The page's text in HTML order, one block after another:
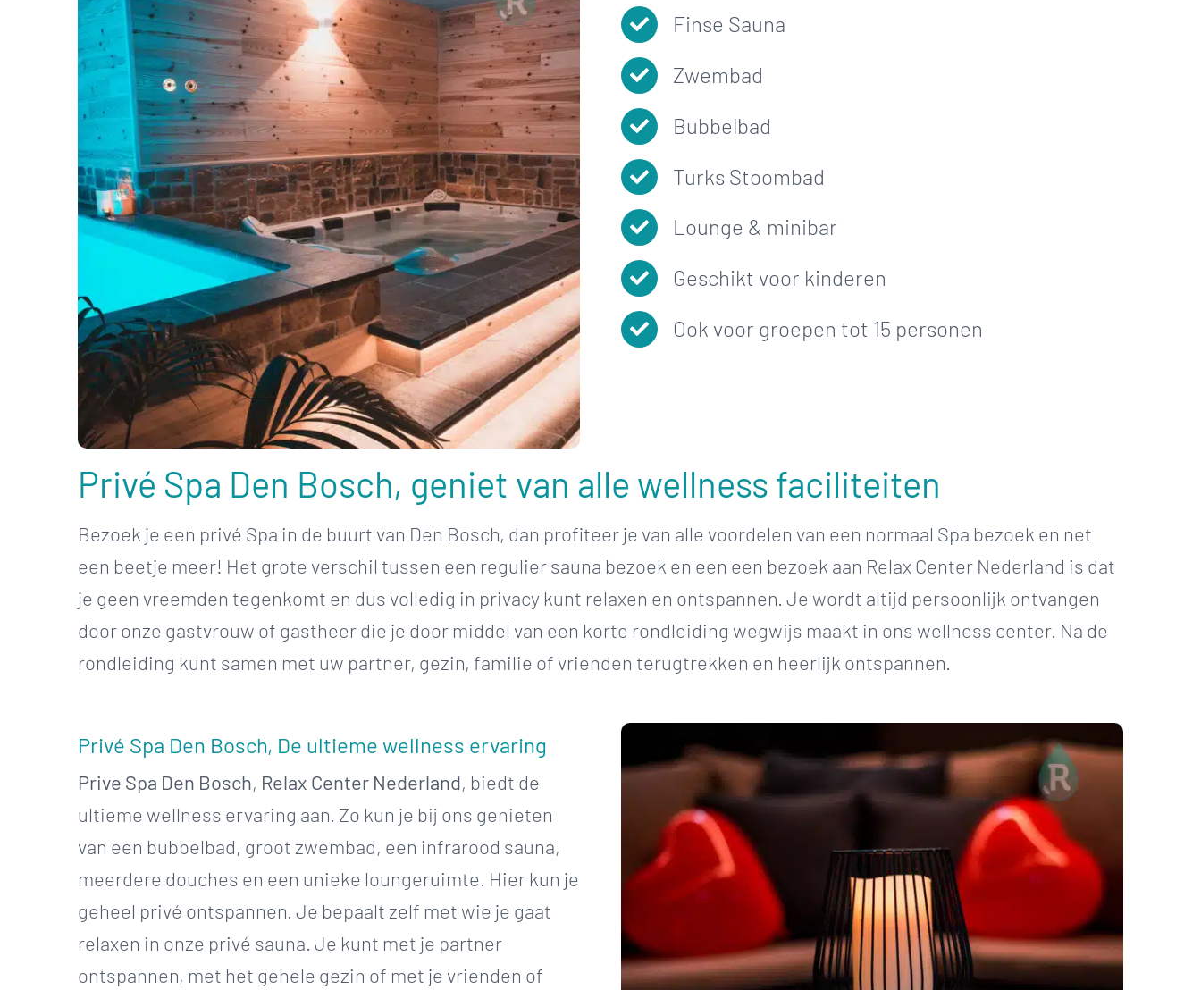
Finse Sauna
Zwembad
Bubbelbad
Turks Stoombad
Lounge & minibar
Geschikt voor kinderen
Ook voor groepen tot 15 personen
Privé Spa Den Bosch, geniet van alle wellness faciliteiten
Bezoek je een privé Spa in de buurt van Den Bosch, dan profiteer je van alle voordelen van een normaal Spa bezoek en net
een beetje meer! Het grote verschil tussen een regulier sauna bezoek en een een bezoek aan Relax Center Nederland is dat
je geen vreemden tegenkomt en dus volledig in privacy kunt relaxen en ontspannen. Je wordt altijd persoonlijk ontvangen
door onze gastvrouw of gastheer die je door middel van een korte rondleiding wegwijs maakt in ons wellness center. Na de
rondleiding kunt samen met uw partner, gezin, familie of vrienden terugtrekken en heerlijk ontspannen.
Privé Spa Den Bosch, De ultieme wellness ervaring
Prive Spa Den Bosch, Relax Center Nederland, biedt de
ultieme wellness ervaring aan. Zo kun je bij ons genieten
van een bubbelbad, groot zwembad, een infrarood sauna,
meerdere douches en een unieke loungeruimte. Hier kun je
geheel privé ontspannen. Je bepaalt zelf met wie je gaat
relaxen in onze privé sauna. Je kunt met je partner
ontspannen, met het gehele gezin of met je vrienden of